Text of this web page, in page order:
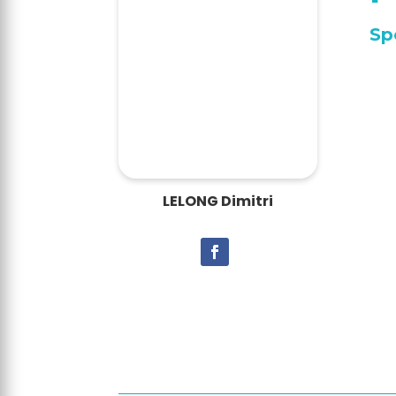
LELONG Dimitri